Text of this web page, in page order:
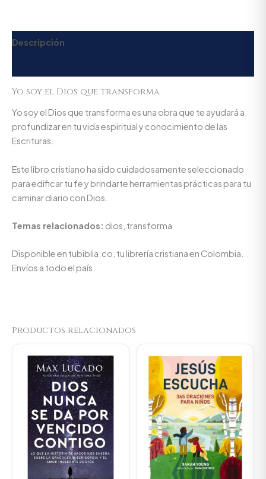
Descripción
Yo soy el Dios que transforma
Yo soy el Dios que transforma es una obra que te ayudará a
profundizar en tu vida espiritual y conocimiento de las
Escrituras.
Este libro cristiano ha sido cuidadosamente seleccionado
para edificar tu fe y brindarte herramientas prácticas para tu
caminar diario con Dios.
Temas relacionados: dios, transforma
Disponible en tubiblia.co, tu librería cristiana en Colombia.
Envíos a todo el país.
Productos relacionados
price
was:
$70.400.
Current
price
$66.880.
price
was:
$80.100.
Current
price
is: